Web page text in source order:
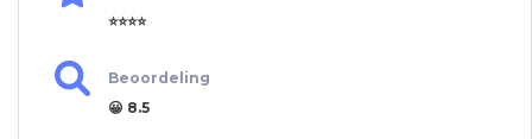
⭐⭐⭐⭐
Beoordeling
😀 8.5